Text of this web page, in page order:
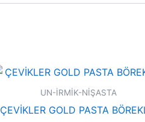
UN-İRMİK-NİŞASTA
ÇEVİKLER GOLD PASTA
Fiyat
₺1,00
₺2,00
Bu